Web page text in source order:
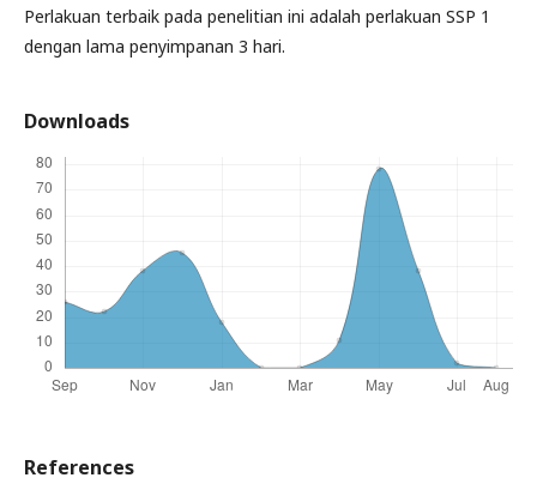
Perlakuan terbaik pada penelitian ini adalah perlakuan SSP 1
dengan lama penyimpanan 3 hari.
Downloads
References